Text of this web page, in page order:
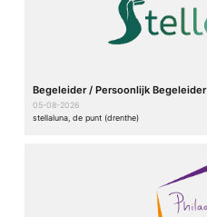
Begeleider / Persoonlijk Begeleider
05-08-2026
stellaluna, de punt (drenthe)